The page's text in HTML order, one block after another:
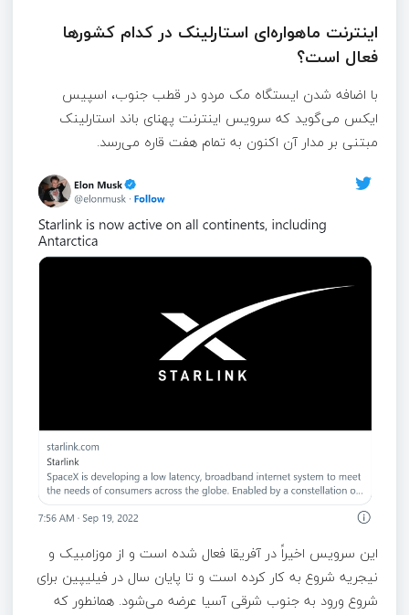
اینترنت ماهواره‌ای استارلینک در کدام کشورها
فعال است؟
با اضافه شدن ایستگاه مک مردو در قطب جنوب، اسپیس
ایکس می‌گوید که سرویس اینترنت پهنای باند استارلینک
مبتنی بر مدار آن اکنون به تمام هفت قاره می‌رسد.
این سرویس اخیراً در آفریقا فعال شده است و از موزامبیک و
نیجریه شروع به کار کرده است و تا پایان سال در فیلیپین برای
شروع ورود به جنوب شرقی آسیا عرضه می‌شود. همانطور که